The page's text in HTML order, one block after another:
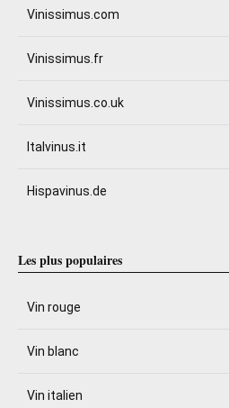
Vinissimus.com
Vinissimus.fr
Vinissimus.co.uk
Italvinus.it
Hispavinus.de
Les plus populaires
Vin rouge
Vin blanc
Vin italien